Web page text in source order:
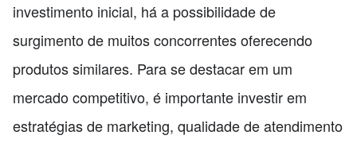
investimento inicial, há a possibilidade de
surgimento de muitos concorrentes oferecendo
produtos similares. Para se destacar em um
mercado competitivo, é importante investir em
estratégias de marketing, qualidade de atendimento